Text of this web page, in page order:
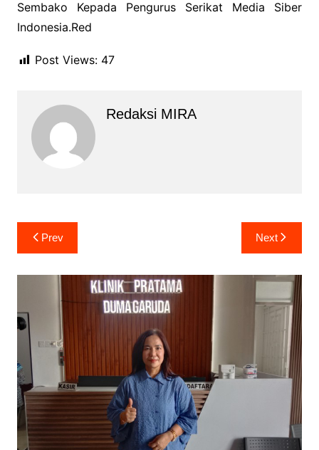
Sembako Kepada Pengurus Serikat Media Siber
Indonesia.Red
Post Views: 47
Redaksi MIRA
Navigasi
pos
Prev Next